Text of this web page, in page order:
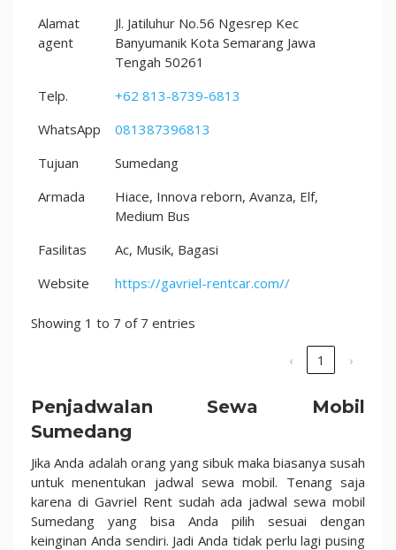
Alamat
agent
Jl. Jatiluhur No.56 Ngesrep Kec
Banyumanik Kota Semarang Jawa
Tengah 50261
Telp.
+62 813-8739-6813
WhatsApp
081387396813
Tujuan
Sumedang
Armada
Hiace, Innova reborn, Avanza, Elf,
Medium Bus
Fasilitas
Ac, Musik, Bagasi
Website
https://gavriel-rentcar.com//
Showing 1 to 7 of 7 entries
‹ 1 ›
Penjadwalan Sewa Mobil
Sumedang
Jika Anda adalah orang yang sibuk maka biasanya susah
untuk menentukan jadwal sewa mobil. Tenang saja
karena di Gavriel Rent sudah ada jadwal sewa mobil
Sumedang yang bisa Anda pilih sesuai dengan
keinginan Anda sendiri. Jadi Anda tidak perlu lagi pusing